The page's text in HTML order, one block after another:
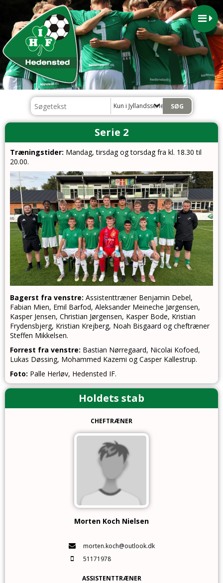
Kun i Jyllandsserie og Serie 2
Serie 2
Træningstider: Mandag, tirsdag og torsdag fra kl. 18.30 til
20.00.
Bagerst fra venstre: Assistenttræner Benjamin Debel,
Fabian Mien, Emil Barfod, Aleksander Meineche Jørgensen,
Kasper Jensen, Christian Jørgensen, Kasper Bode, Kristian
Frydensbjerg, Kristian Krejberg, Noah Bisgaard og cheftræner
Steffen Mikkelsen.
Forrest fra venstre: Bastian Nørregaard, Nicolai Kofoed,
Lukas Døssing, Mohammed Kazemi og Casper Kallestrup.
Foto: Palle Herløv, Hedensted IF.
Holdets stab
CHEFTRÆNER
Morten Koch Nielsen
morten.koch@outlook.dk
51171978
ASSISTENTTRÆNER